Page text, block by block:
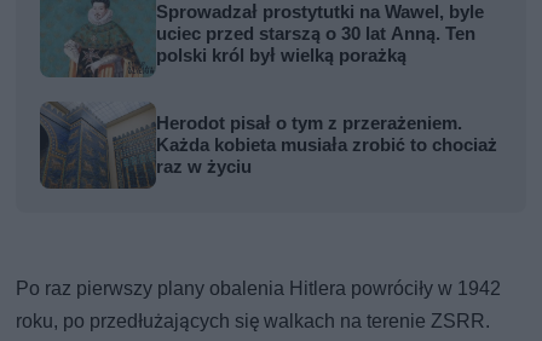
Sprowadzał prostytutki na Wawel, byle
uciec przed starszą o 30 lat Anną. Ten
polski król był wielką porażką
Herodot pisał o tym z przerażeniem.
Każda kobieta musiała zrobić to chociaż
raz w życiu
Po raz pierwszy plany obalenia Hitlera powróciły w 1942
roku, po przedłużających się walkach na terenie ZSRR.